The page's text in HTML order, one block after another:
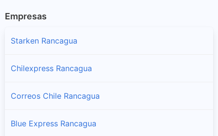
Empresas
Starken Rancagua
Chilexpress Rancagua
Correos Chile Rancagua
Blue Express Rancagua